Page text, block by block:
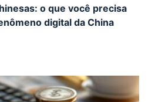
o que você precisa
digital da China